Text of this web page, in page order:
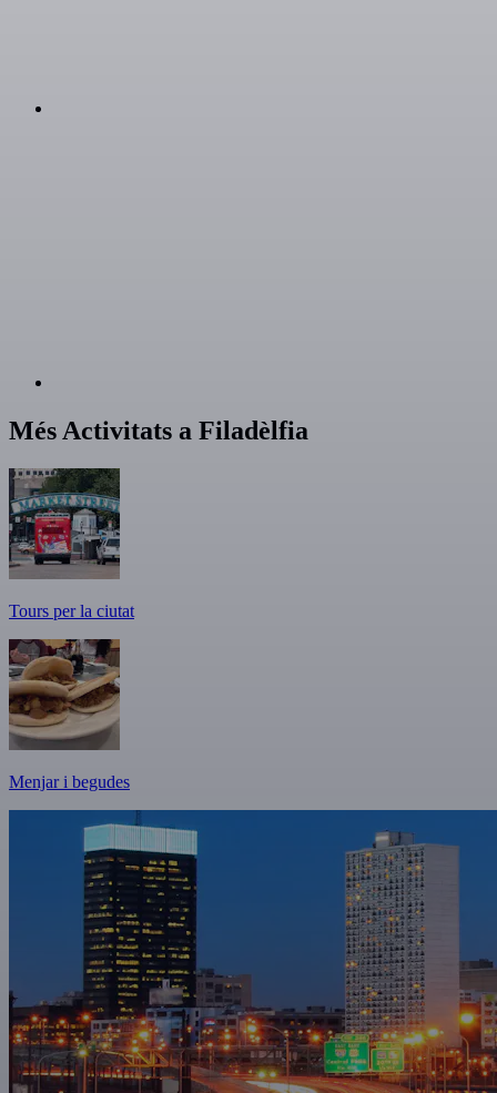
Més Activitats a Filadèlfia
Tours per la ciutat
Menjar i begudes